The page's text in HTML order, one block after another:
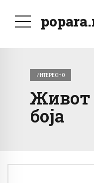
ИНТЕРЕСНО
Живот
боја